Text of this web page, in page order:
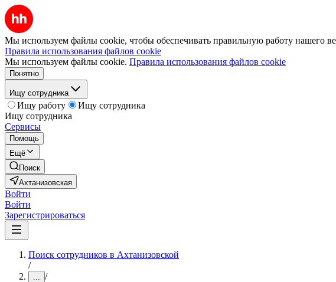
Мы используем файлы cookie, чтобы обеспечивать правильную работу нашего
Правила использования файлов cookie
Мы используем файлы cookie. Правила использования файлов cookie
Понятно
Ищу сотрудника
Ищу работу
Ищу сотрудника
Ищу сотрудника
Сервисы
Помощь
Ещё
Поиск
Ахтанизовская
Войти
Войти
Зарегистрироваться
Поиск сотрудников в Ахтанизовской
/
... /